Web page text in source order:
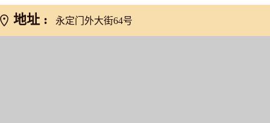
地址 : 永定门外大街64号